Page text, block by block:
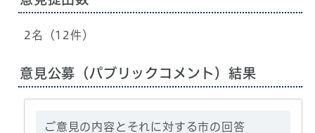
2名（12件）
意見公募（パブリックコメント）結果
ご意見の内容とそれに対する市の回答